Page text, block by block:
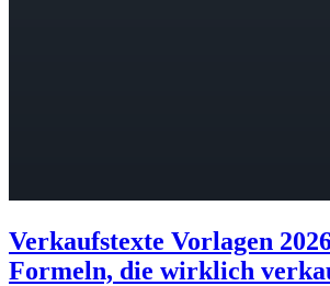
Verkaufstexte Vorlagen
Formeln, die wirklich